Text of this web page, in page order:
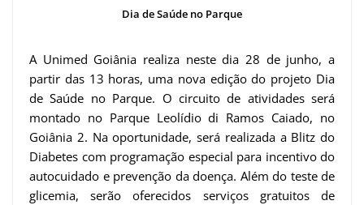
Dia de Saúde no Parque
A Unimed Goiânia realiza neste dia 28 de junho, a
partir das 13 horas, uma nova edição do projeto Dia
de Saúde no Parque. O circuito de atividades será
montado no Parque Leolídio di Ramos Caiado, no
Goiânia 2. Na oportunidade, será realizada a Blitz do
Diabetes com programação especial para incentivo do
autocuidado e prevenção da doença. Além do teste de
glicemia, serão oferecidos serviços gratuitos de